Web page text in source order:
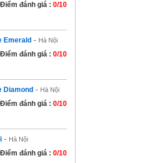
Điểm đánh giá : 0/10
Emerald - Hà Nội
Điểm đánh giá : 0/10
Diamond - Hà Nội
Điểm đánh giá : 0/10
- Hà Nội
Điểm đánh giá : 0/10